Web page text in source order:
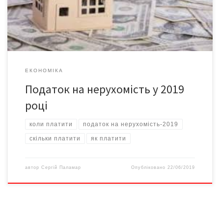
сплачують і фізичні, і юридичні особи, і нерезиденти (не
громадяни України) – за попередній рік. Тобто, у 2019 […]
ЕКОНОМІКА
Податок на нерухомість у 2019
році
коли платити податок на нерухомість-2019
скільки платити як платити
автор Сергій Паламар Опубліковано22/06/2019